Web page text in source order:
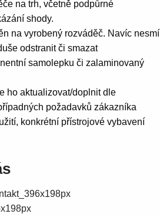
na trh, včetně podpůrné
shody.
na vyrobený rozváděč. Navíc nesmí
odstranit či smazat
samolepku či zalaminovaný
ho aktualizovat/doplnit dle
požadavků zákazníka
konkrétní přístrojové vybavení